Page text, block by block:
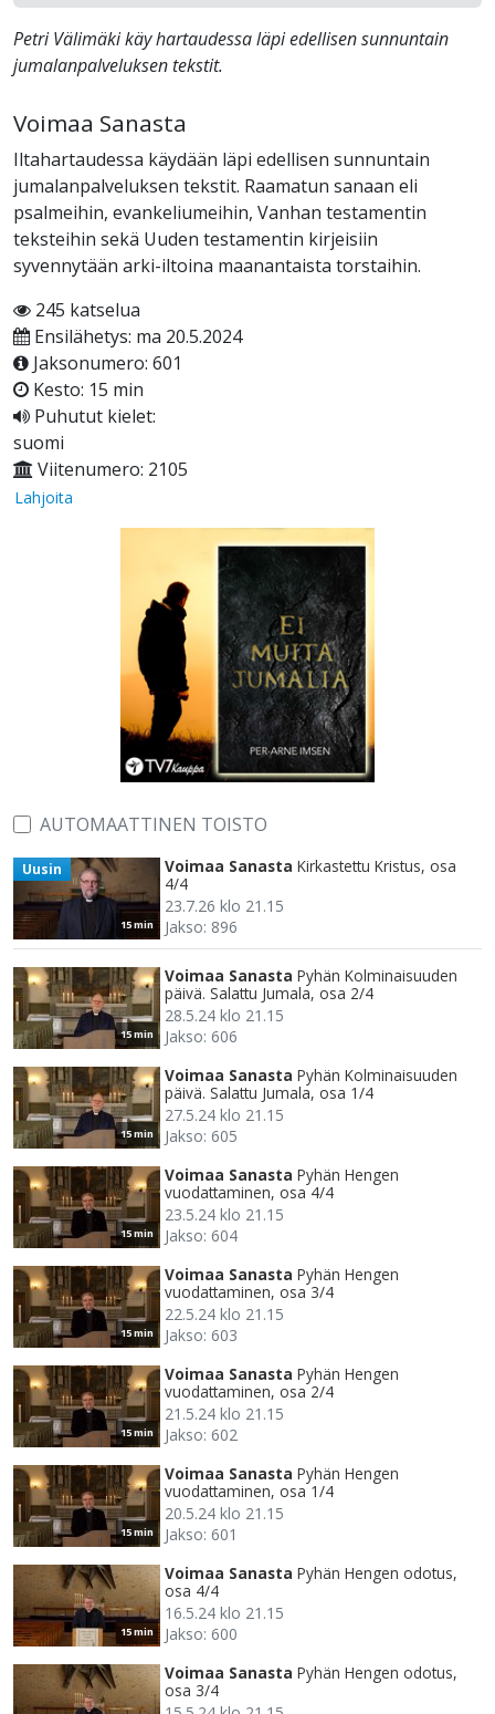
Petri Välimäki käy hartaudessa läpi edellisen sunnuntain
jumalanpalveluksen tekstit.
Voimaa Sanasta
Iltahartaudessa käydään läpi edellisen sunnuntain
jumalanpalveluksen tekstit. Raamatun sanaan eli
psalmeihin, evankeliumeihin, Vanhan testamentin
teksteihin sekä Uuden testamentin kirjeisiin
syvennytään arki-iltoina maanantaista torstaihin.
245 katselua
Ensilähetys: ma 20.5.2024
Jaksonumero: 601
Kesto: 15 min
Puhutut kielet:
suomi
Viitenumero: 2105
Lahjoita
AUTOMAATTINEN TOISTO
15 min
Uusin Voimaa Sanasta Kirkastettu Kristus, osa
4/4
23.7.26 klo 21.15
Jakso: 896
15 min
Voimaa Sanasta Pyhän Kolminaisuuden
päivä. Salattu Jumala, osa 2/4
28.5.24 klo 21.15
Jakso: 606
15 min
Voimaa Sanasta Pyhän Kolminaisuuden
päivä. Salattu Jumala, osa 1/4
27.5.24 klo 21.15
Jakso: 605
15 min
Voimaa Sanasta Pyhän Hengen
vuodattaminen, osa 4/4
23.5.24 klo 21.15
Jakso: 604
15 min
Voimaa Sanasta Pyhän Hengen
vuodattaminen, osa 3/4
22.5.24 klo 21.15
Jakso: 603
15 min
Voimaa Sanasta Pyhän Hengen
vuodattaminen, osa 2/4
21.5.24 klo 21.15
Jakso: 602
15 min
Voimaa Sanasta Pyhän Hengen
vuodattaminen, osa 1/4
20.5.24 klo 21.15
Jakso: 601
15 min
Voimaa Sanasta Pyhän Hengen odotus,
osa 4/4
16.5.24 klo 21.15
Jakso: 600
Voimaa Sanasta Pyhän Hengen odotus,
osa 3/4